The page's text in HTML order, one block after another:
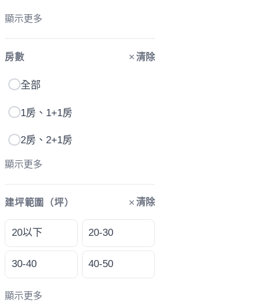
顯示更多
房數 清除
全部
1房、1+1房
2房、2+1房
顯示更多
建坪範圍（坪） 清除
20以下 20-30
30-40 40-50
顯示更多